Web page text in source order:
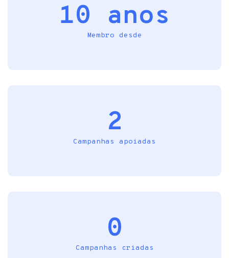
10 anos
Membro desde
2
Campanhas apoiadas
0
Campanhas criadas